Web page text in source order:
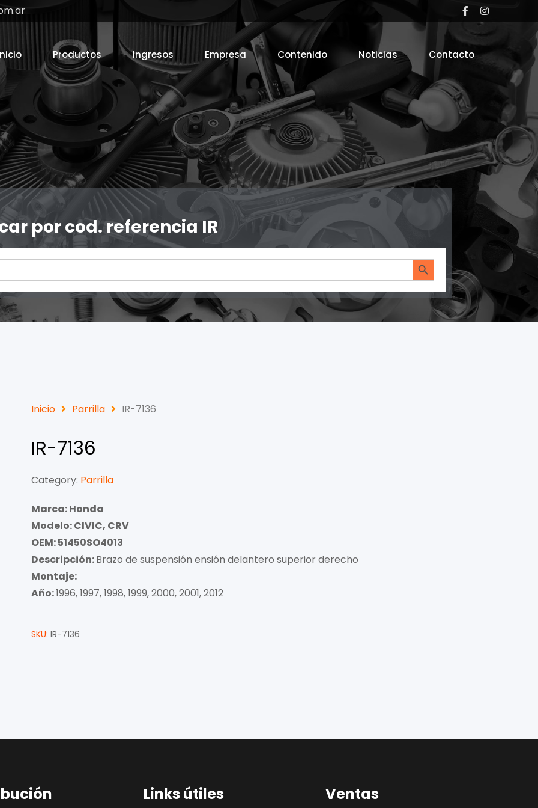
Productos Ingresos Empresa Contenido Noticias Contacto
por cod. referencia IR
Search Button
Inicio Parrilla IR-7136
IR-7136
Category: Parrilla
Marca: Honda
Modelo: CIVIC, CRV
OEM: 51450SO4013
Descripción:Brazo de suspensión ensión delantero superior derecho
Montaje:
Año:1996, 1997, 1998, 1999, 2000, 2001, 2012
SKU: IR-7136
Links útiles Ventas